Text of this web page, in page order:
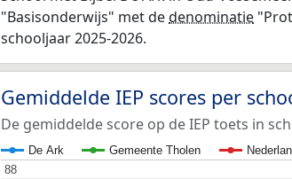
"Basisonderwijs" met dedenominatie
schooljaar 2025-2026.
Gemiddelde IEP scores per
De gemiddelde score op de IEP toets in
De Ark Gemeente Tholen
88
88